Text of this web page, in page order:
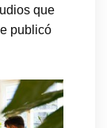
que
publicó